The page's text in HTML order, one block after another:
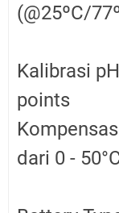
(@25ºC/
Kalibrasi
points
dari 0 -